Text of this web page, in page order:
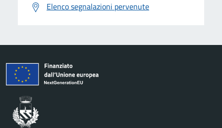
Elenco segnalazioni pervenute